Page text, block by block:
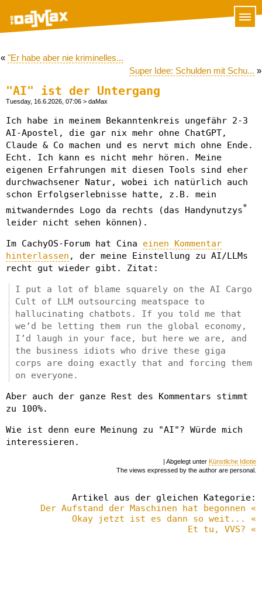
« "Er habe aber nie kriminelles...
Super Idee: Schulden mit Schu... »
"AI" ist der Untergang
Tuesday, 16.6.2026, 07:06 > daMax
Ich habe in meinem Bekanntenkreis ungefähr 2-3
AI-Apostel, die gar nix mehr ohne ChatGPT,
Claude & Co machen und es nervt mich ohne Ende.
Echt. Ich kann es nicht mehr hören. Meine
eigenen Erfahrungen mit diesen Tools sind eher
durchwachsener Natur, wobei ich natürlich auch
schon Erfolgserlebnisse hatte, z.B. mein
mitwanderndes Logo da rechts (das Handynutzys*
leider nicht sehen können).
Im CachyOS-Forum hat Cina einen Kommentar
hinterlassen , der meine Einstellung zu AI/LLMs
recht gut wieder gibt. Zitat:
I put a lot of blame squarely on the AI Cargo
Cult of LLM outsourcing meatspace to
hallucinating chatbots. If you told me that
we’d be letting them run the global economy,
I’d laugh in your face, but here we are, and
the business idiots who drive these giga
corps are doing exactly that and forcing them
on everyone.
Aber auch der ganze Rest des Kommentars stimmt
zu 100%.
Wie ist denn eure Meinung zu "AI"? Würde mich
interessieren.
| Abgelegt unter Künstliche Idiotie
The views expressed by the author are personal.
Artikel aus der gleichen Kategorie:
Der Aufstand der Maschinen hat begonnen «
Okay jetzt ist es dann so weit... «
Et tu, VVS? «